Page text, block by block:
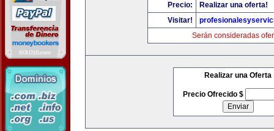
Precio:
Realizar una oferta!
Visitar!
Serán consideradas
Realizar una Oferta
Precio Ofrecido $